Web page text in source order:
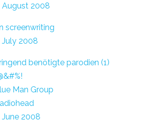
August 2008
screenwriting
July 2008
benötigte parodien (1)
Man Group
June 2008